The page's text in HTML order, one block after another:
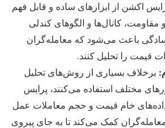
اکشن از ابزارهای ساده و قابل فهم
کانال‌ها و الگوهای کندلی
باعث می‌شود که معامله‌گران
قیمت را تحلیل کنند.
برخلاف بسیاری از روش‌های تحلیل
مختلف استفاده می‌کنند، پرایس
خام قیمت و حجم معاملات عمل
کمک می‌کند تا به جای پیروی